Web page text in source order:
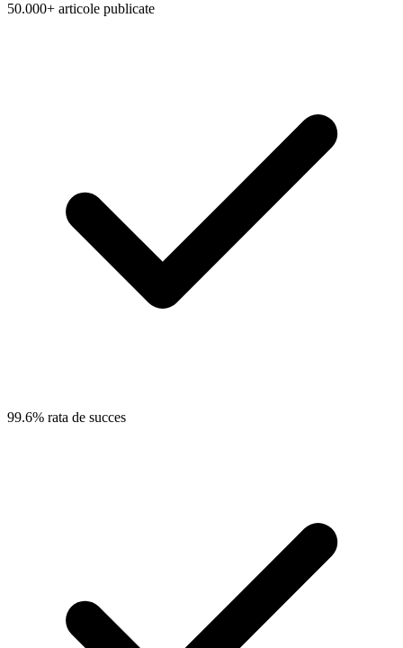
50.000+ articole publicate
99.6% rata de succes